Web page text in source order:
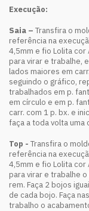
Execução:
Saia – Transfira o
referência na
4,5mm e fio Lolita cor
para virar e trabalhe,
lados maiores em
seguindo o gráfico,
trabalhados em p.
em círculo e em p.
carr. com 1 p. bx. e
faça a toda volta uma
Top - Transfira o
referência na
4,5mm e fio Lolita cor
para virar e trabalhe
rem. Faça 2 bojos
de cada bojo. Faça
trabalho o